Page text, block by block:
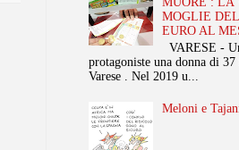
MOGLIE
EURO AL
VARESE -
protagoniste una donna di
Varese . Nel 2019 u...
Meloni e